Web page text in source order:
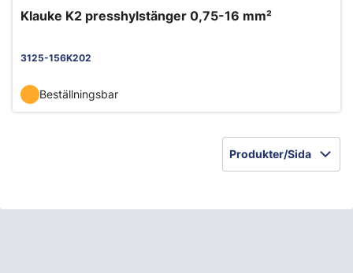
Klauke K2 presshylstänger 0,75-16 mm²
3125-156K202
Beställningsbar
Produkter/Sida